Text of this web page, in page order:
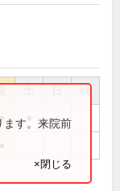
祝
●ます。来院前
×閉じる